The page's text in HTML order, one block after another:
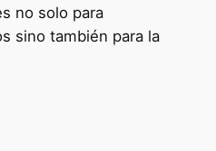
no solo para
sino también para la